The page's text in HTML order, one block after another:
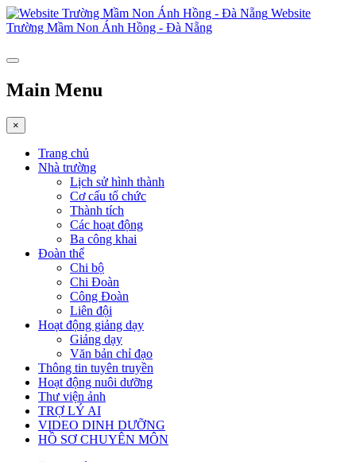
Website
Trường Mầm Non Ánh Hồng - Đà Nẵng
Main Menu
×
Trang chủ
Nhà trường
Lịch sử hình thành
Cơ cấu tổ chức
Thành tích
Các hoạt động
Ba công khai
Đoàn thể
Chi bộ
Chi Đoàn
Công Đoàn
Liên đội
Hoạt động giảng dạy
Giảng dạy
Văn bản chỉ đạo
Thông tin tuyên truyền
Hoạt động nuôi dưỡng
Thư viện ảnh
TRỢ LÝ AI
VIDEO DINH DƯỠNG
HỒ SƠ CHUYÊN MÔN